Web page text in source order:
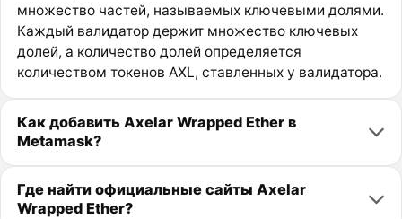
множество частей, называемых ключевыми долями.
Каждый валидатор держит множество ключевых
долей, а количество долей определяется
количеством токенов AXL, ставленных у валидатора.
Как добавить Axelar Wrapped Ether в
Metamask?
Где найти официальные сайты Axelar
Wrapped Ether?